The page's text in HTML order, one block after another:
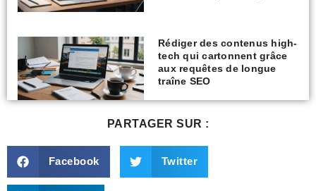
Rédiger des contenus high-
tech qui cartonnent grâce
aux requêtes de longue
traîne SEO
PARTAGER SUR :
Facebook Twitter